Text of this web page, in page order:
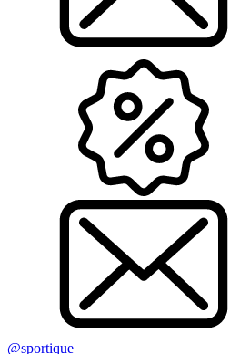
@sportique